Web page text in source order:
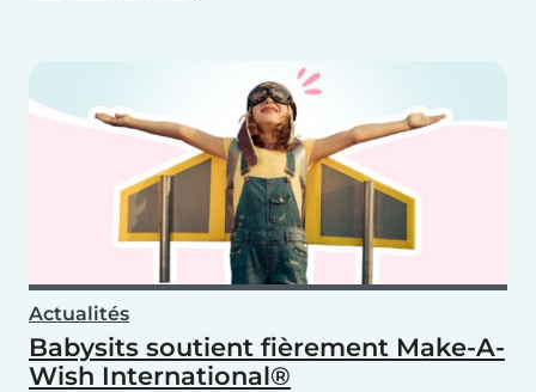
Actualités
Babysits soutient fièrement Make-A-
Wish International®